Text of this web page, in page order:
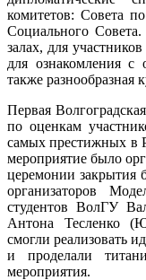
комитетов: Совета
Социального
залах, для
для ознакомления с
также разнообразная
Первая
по оценкам
самых престижных
мероприятие было
церемонии закрытия
организаторов
студентов ВолГУ
Антона Тесленко
смогли реализовать
и проделали
мероприятия.